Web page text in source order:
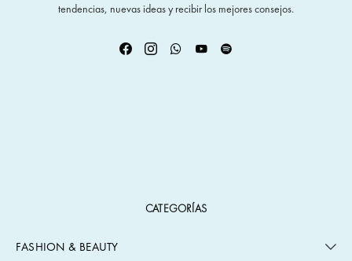
tendencias, nuevas ideas y recibir los mejores consejos.
CATEGORÍAS
FASHION & BEAUTY